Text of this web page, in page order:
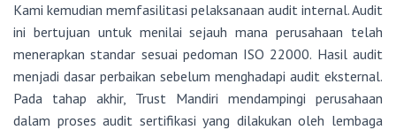
Kami kemudian memfasilitasi pelaksanaan audit internal. Audit
ini bertujuan untuk menilai sejauh mana perusahaan telah
menerapkan standar sesuai pedoman ISO 22000. Hasil audit
menjadi dasar perbaikan sebelum menghadapi audit eksternal.
Pada tahap akhir, Trust Mandiri mendampingi perusahaan
dalam proses audit sertifikasi yang dilakukan oleh lembaga